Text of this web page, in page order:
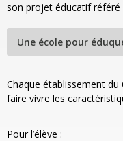
son projet éducatif référé
Une école pour
Chaque établissement
faire vivre les
Pour l’élève :